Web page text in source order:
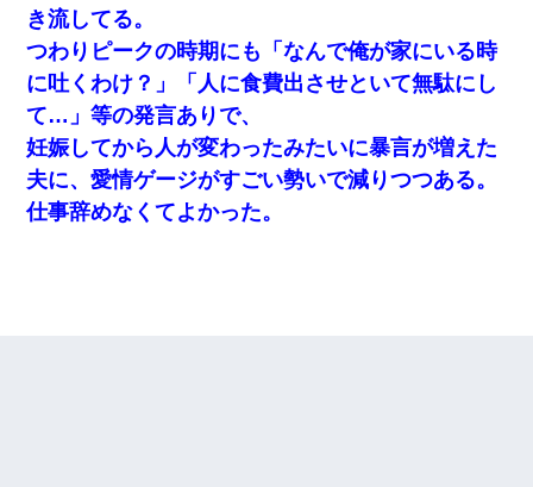
き流してる。
つわりピークの時期にも「なんで俺が家にいる時
に吐くわけ？」「人に食費出させといて無駄にし
て…」等の発言ありで、
妊娠してから人が変わったみたいに暴言が増えた
夫に、愛情ゲージがすごい勢いで減りつつある。
仕事辞めなくてよかった。